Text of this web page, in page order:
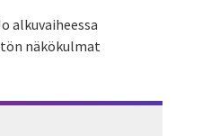
alkuvaiheessa
näkökulmat